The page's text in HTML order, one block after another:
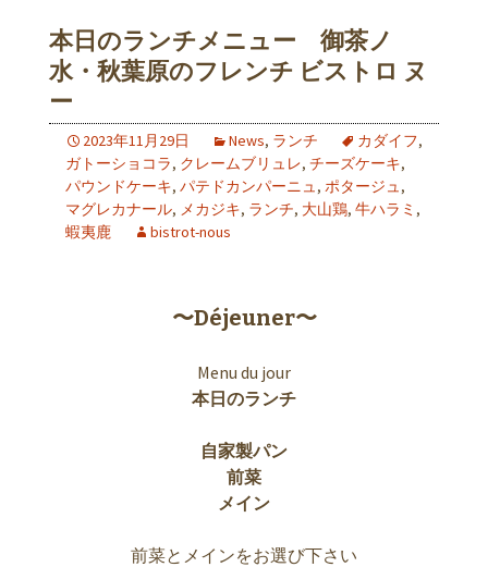
本日のランチメニュー 御茶ノ
水・秋葉原のフレンチ ビストロ ヌ
ー
2023年11月29日 News, ランチ カダイフ,
ガトーショコラ, クレームブリュレ, チーズケーキ,
パウンドケーキ, パテドカンパーニュ, ポタージュ,
マグレカナール, メカジキ, ランチ, 大山鶏, 牛ハラミ ,
蝦夷鹿
bistrot-nous
〜Déjeuner〜
Menu du jour
本日のランチ
自家製パン
前菜
メイン
前菜とメインをお選び下さい